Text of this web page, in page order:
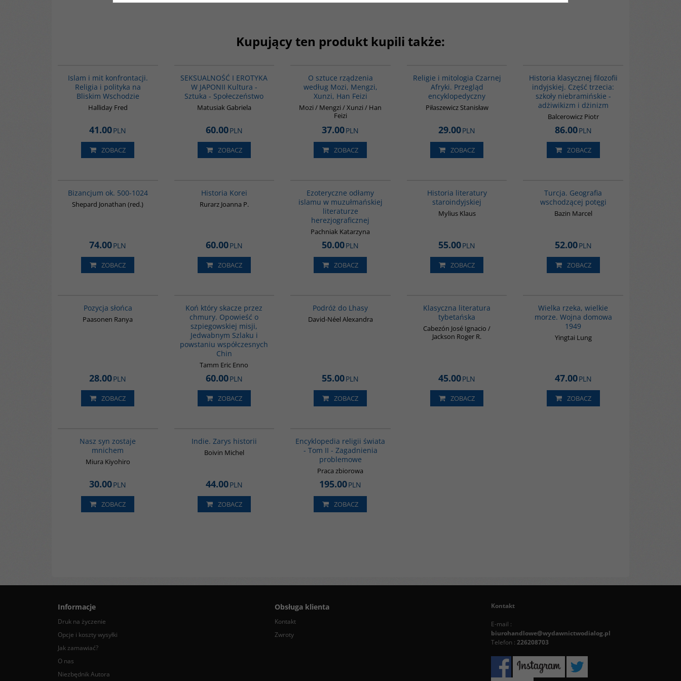
Kupujący ten produkt kupili także:
Islam i mit konfrontacji.
Religia i polityka na
Bliskim Wschodzie
Halliday Fred
41.00PLN
ZOBACZ
SEKSUALNOŚĆ I EROTYKA
W JAPONII Kultura -
Sztuka - Społeczeństwo
Matusiak Gabriela
60.00PLN
ZOBACZ
O sztuce rządzenia
według Mozi, Mengzi,
Xunzi, Han Feizi
Mozi / Mengzi / Xunzi / Han
Feizi
37.00PLN
ZOBACZ
Religie i mitologia Czarnej
Afryki. Przegląd
encyklopedyczny
Piłaszewicz Stanisław
29.00PLN
ZOBACZ
Historia klasycznej filozofii
indyjskiej. Część trzecia:
szkoły niebramińskie -
adżiwikizm i dżinizm
Balcerowicz Piotr
86.00PLN
ZOBACZ
Bizancjum ok. 500-1024
Shepard Jonathan (red.)
74.00PLN
ZOBACZ
Historia Korei
Rurarz Joanna P.
60.00PLN
ZOBACZ
Ezoteryczne odłamy
islamu w muzułmańskiej
literaturze
herezjograficznej
Pachniak Katarzyna
50.00PLN
ZOBACZ
Historia literatury
staroindyjskiej
Mylius Klaus
55.00PLN
ZOBACZ
Turcja. Geografia
wschodzącej potęgi
Bazin Marcel
52.00PLN
ZOBACZ
Pozycja słońca
Paasonen Ranya
28.00PLN
ZOBACZ
Koń który skacze przez
chmury. Opowieść o
szpiegowskiej misji,
Jedwabnym Szlaku i
powstaniu współczesnych
Chin
Tamm Eric Enno
60.00PLN
ZOBACZ
Podróż do Lhasy
David-Néel Alexandra
55.00PLN
ZOBACZ
Klasyczna literatura
tybetańska
Cabezón José Ignacio /
Jackson Roger R.
45.00PLN
ZOBACZ
Wielka rzeka, wielkie
morze. Wojna domowa
1949
Yingtai Lung
47.00PLN
ZOBACZ
Nasz syn zostaje
mnichem
Miura Kiyohiro
30.00PLN
ZOBACZ
Indie. Zarys historii
Boivin Michel
44.00PLN
ZOBACZ
Encyklopedia religii świata
- Tom II - Zagadnienia
problemowe
Praca zbiorowa
195.00PLN
ZOBACZ
Informacje
Druk na życzenie
Opcje i koszty wysyłki
Jak zamawiać?
O nas
Niezbędnik Autora
Obsługa klienta
Kontakt
Zwroty
Kontakt
E-mail :
biurohandlowe@wydawnictwodialog.pl
Telefon : 226208703